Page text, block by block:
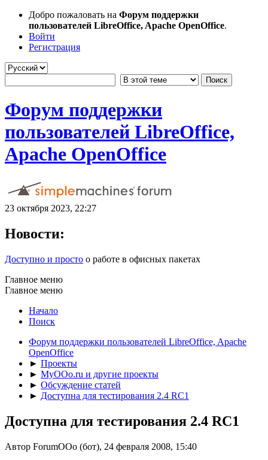
Добро пожаловать на Форум поддержки
пользователей LibreOffice, Apache OpenOffice.
Войти
Регистрация
Форум поддержки
пользователей LibreOffice,
Apache OpenOffice
23 октября 2023, 22:27
Новости:
Доступно и просто о работе в офисных пакетах
Главное меню
Главное меню
Начало
Поиск
Форум поддержки пользователей LibreOffice, Apache
OpenOffice
► Проекты
► MyOOo.ru и другие проекты
► Обсуждение статей
► Доступна для тестирования 2.4 RC1
Доступна для тестирования 2.4 RC1
Автор ForumOOo (бот), 24 февраля 2008, 15:40